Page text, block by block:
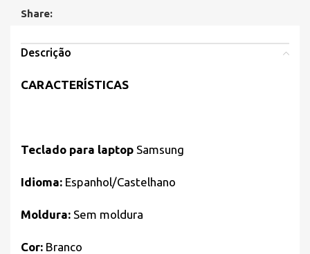
Share:
Descrição
CARACTERÍSTICAS
Teclado para laptop Samsung
Idioma: Espanhol/Castelhano
Moldura: Sem moldura
Cor: Branco